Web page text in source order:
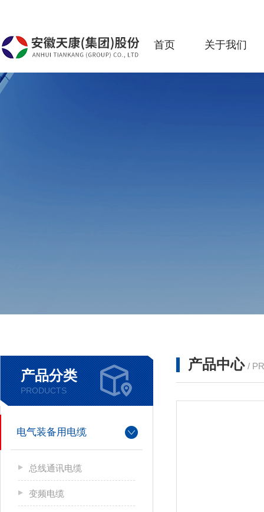
首页 关于我们
产品分类
PRODUCTS
电气装备用电缆
总线通讯电缆
变频电缆
产品中心 /